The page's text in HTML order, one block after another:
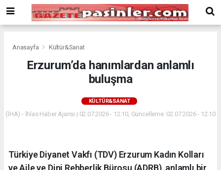
Bonusu
Veren
deneme
siteler
Veren
Anasayfa Kültür&Sanat
Erzurum’da hanımlardan anlamlı
buluşma
KÜLTÜR&SANAT
(İHA) - İhlas Haber Ajansı | 02.07.2026 - 12:10, Güncelleme: 02.07.2026 - 12:10
Türkiye Diyanet Vakfı (TDV) Erzurum Kadın Kolları
ve Aile ve Dini Rehberlik Bürosu (ADRB), anlamlı bir